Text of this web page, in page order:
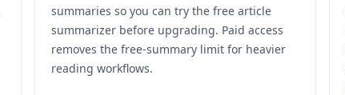
summaries so you can try the free article
summarizer before upgrading. Paid access
removes the free-summary limit for heavier
reading workflows.